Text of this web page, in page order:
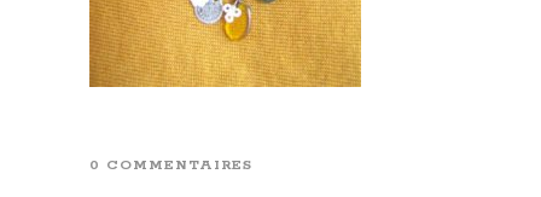
0 COMMENTAIRES